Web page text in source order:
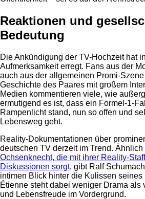
Reaktionen und
Bedeutung
Die Ankündigung der TV-Hochzeit hat
Aufmerksamkeit erregt. Fans aus der
auch aus der allgemeinen Promi-
Geschichte des Paares mit großem
Medien kommentieren viele, wie
ermutigend es ist, dass ein Formel-1-
Rampenlicht stand, nun so offen und
Lebensweg geht.
Reality-Dokumentationen über
deutschen TV derzeit im Trend. Ähnlich
Ochsenknecht, die mit ihrer Reality-
Diskussionen sorgt, gibt Ralf
intimen Blick hinter die Kulissen seines
Étienne steht dabei weniger Drama als
und Lebensfreude im Vordergrund.